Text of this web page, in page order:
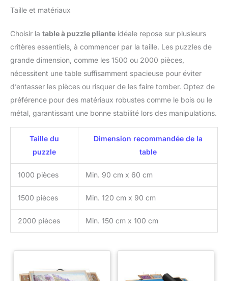
Taille et matériaux
Choisir la table à puzzle pliante idéale repose sur plusieurs
critères essentiels, à commencer par la taille. Les puzzles de
grande dimension, comme les 1500 ou 2000 pièces,
nécessitent une table suffisamment spacieuse pour éviter
d’entasser les pièces ou risquer de les faire tomber. Optez de
préférence pour des matériaux robustes comme le bois ou le
métal, garantissant une bonne stabilité lors des manipulations.
Taille du
puzzle
Dimension recommandée de la
table
1000 pièces Min. 90 cm x 60 cm
1500 pièces Min. 120 cm x 90 cm
2000 pièces Min. 150 cm x 100 cm